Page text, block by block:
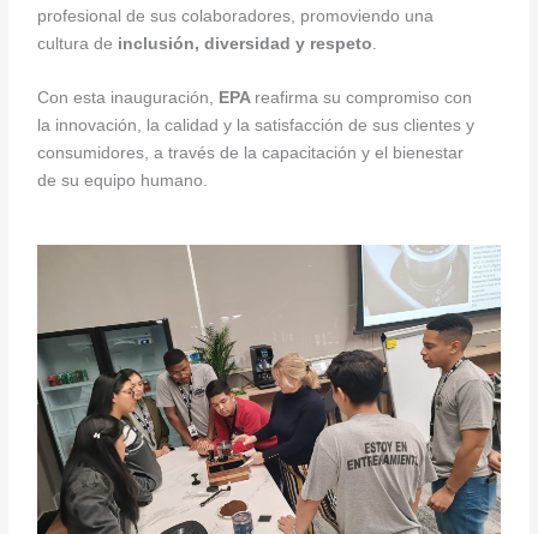
profesional de sus colaboradores, promoviendo una
cultura de inclusión, diversidad y respeto.
Con esta inauguración, EPA reafirma su compromiso con
la innovación, la calidad y la satisfacción de sus clientes y
consumidores, a través de la capacitación y el bienestar
de su equipo humano.